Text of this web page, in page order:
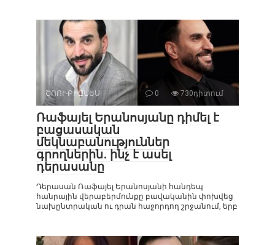
ՇՈՈՒ-ԲԻԶՆԵՍ 0 730դիտում
Ռաֆայել Երանոսյանը դիմել է
բացասական
մեկնաբանություններ
գրողներին․ ինչ է ասել
դերասանը
Դերասան Ռաֆայել Երանոսյանի հանդեպ
հանրային վերաբերմունքը բավականին փոխվեց
նախընտրական ու դրան հաջորդող շրջանում, երբ